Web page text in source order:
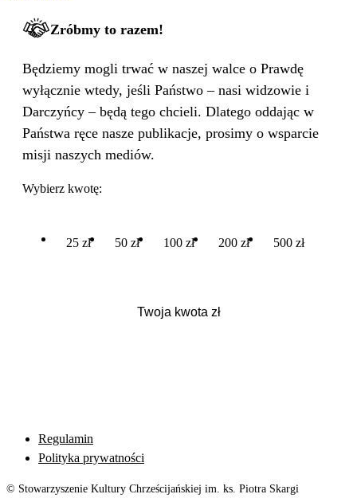
Zróbmy to razem!
Będziemy mogli trwać w naszej walce o Prawdę
wyłącznie wtedy, jeśli Państwo – nasi widzowie i
Darczyńcy – będą tego chcieli. Dlatego oddając w
Państwa ręce nasze publikacje, prosimy o wsparcie
misji naszych mediów.
Wybierz kwotę:
25 zł 50 zł 100 zł 200 zł 500 zł
Regulamin
Polityka prywatności
© Stowarzyszenie Kultury Chrześcijańskiej im. ks. Piotra Skargi